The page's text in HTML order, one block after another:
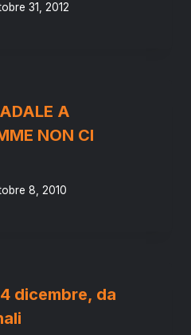
31, 2012
A
NON CI
8, 2010
dicembre, da